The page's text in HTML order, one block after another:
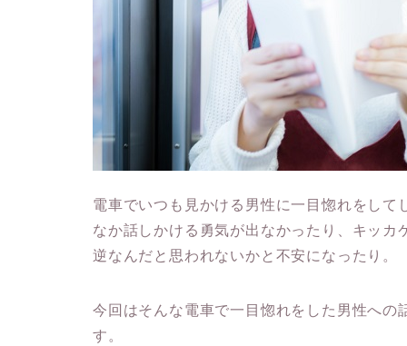
電車でいつも見かける男性に一目惚れをし
なか話しかける勇気が出なかったり、キッ
逆なんだと思われないかと不安になったり。
今回はそんな電車で一目惚れをした男性へ
す。